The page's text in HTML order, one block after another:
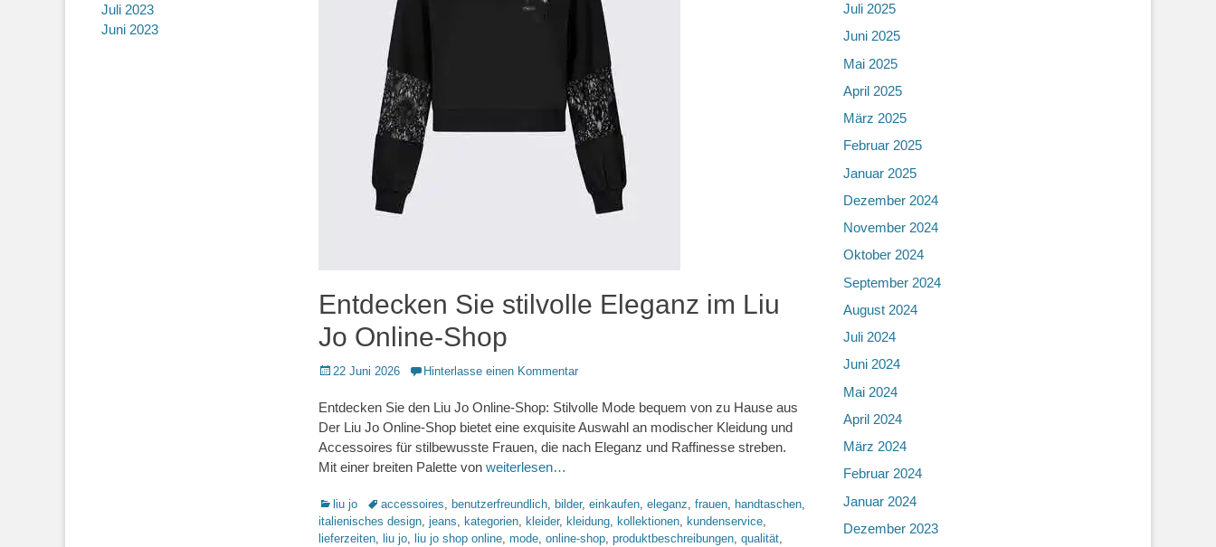
Entdecken Sie stilvolle Eleganz im Liu
Jo Online-Shop
Posted
22 Juni 2026 Hinterlasse einen Kommentar
Entdecken Sie den Liu Jo Online-Shop: Stilvolle Mode bequem von zu Hause aus
Der Liu Jo Online-Shop bietet eine exquisite Auswahl an modischer Kleidung und
Accessoires für stilbewusste Frauen, die nach Eleganz und Raffinesse streben.
Mit einer breiten Palette von weiterlesen…
Kategorien
liu jo Schlagworte
accessoires, benutzerfreundlich, bilder, einkaufen, eleganz, frauen, handtaschen,
italienisches design, jeans, kategorien, kleider, kleidung, kollektionen, kundenservice,
lieferzeiten, liu jo, liu jo shop online, mode, online-shop, produktbeschreibungen, qualität,
Juli 2025
Juni 2025
Mai 2025
April 2025
März 2025
Februar 2025
Januar 2025
Dezember 2024
November 2024
Oktober 2024
September 2024
August 2024
Juli 2024
Juni 2024
Mai 2024
April 2024
März 2024
Februar 2024
Januar 2024
Dezember 2023
Juli 2023
Juni 2023